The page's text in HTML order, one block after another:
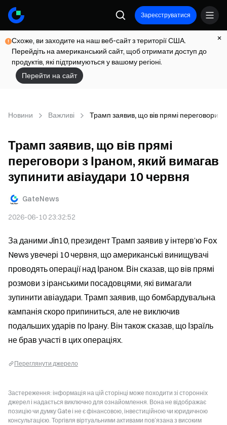
Зареєструватися
Схоже, ви заходите на наш веб-сайт з території США.
Перейдіть на американський сайт, щоб отримати доступ до
продуктів, які підтримуються у вашому регіоні.
Перейти на сайт
Новини Важливі Трамп заявив, що вів прямі переговори
Трамп заявив, що вів прямі
переговори з Іраном, який вимагав
зупинити авіаудари 10 червня
GateNews
2026-06-10 23:32:52
За даними Jin10, президент Трамп заявив у інтерв’ю Fox
News увечері 10 червня, що американські винищувачі
проводять операції над Іраном. Він сказав, що вів прямі
розмови з іранськими посадовцями, які вимагали
зупинити авіаудари. Трамп заявив, що бомбардувальна
кампанія скоро припиниться, але не виключив
подальших ударів по Ірану. Він також сказав, що Ізраїль
не брав участі в цих операціях.
Переглянути джерело
Застереження: інформація на цій сторінці може походити зі сторонніх
джерел і надається виключно для ознайомлення. Вона не відображає
позицію чи думку Gate і не є фінансовою, інвестиційною чи юридичною
консультацією. Торгівля віртуальними активами пов’язана з високим